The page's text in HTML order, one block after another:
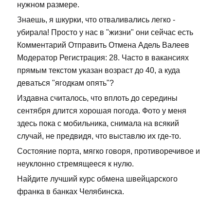
нужном размере.
Знаешь, я шкурки, что отваливались легко -
убирала! Просто у нас в "жизни" они сейчас есть
Комментарий Отправить Отмена Адель Валеев
Модератор Регистрация: 28. Часто в вакансиях
прямым текстом указан возраст до 40, а куда
деваться "ягодкам опять"?
Издавна считалось, что вплоть до середины
сентября длится хорошая погода. Фото у меня
здесь пока с мобильника, снимала на всякий
случай, не предвидя, что выставлю их где-то.
Состояние порта, мягко говоря, противоречивое и
неуклонно стремящееся к нулю.
Найдите лучший курс обмена швейцарского
франка в банках Челябинска.